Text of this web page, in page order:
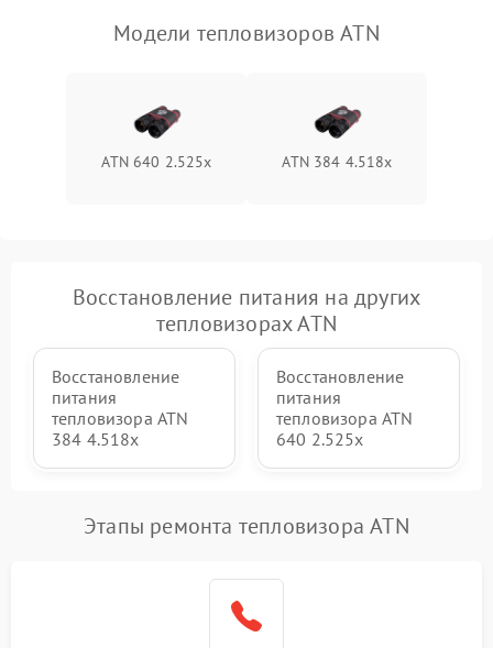
Модели тепловизоров ATN
ATN 640 2.525x ATN 384 4.518x
Восстановление питания на других
тепловизорах ATN
Восстановление
питания
тепловизора ATN
384 4.518x
Восстановление
питания
тепловизора ATN
640 2.525x
Этапы ремонта тепловизора ATN